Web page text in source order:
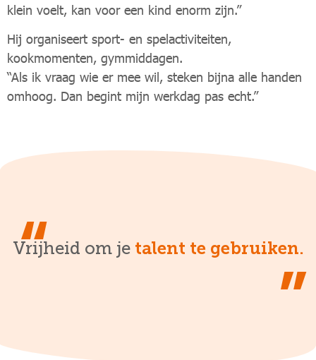
klein voelt, kan voor een kind enorm zijn.”
Hij organiseert sport- en spelactiviteiten,
kookmomenten, gymmiddagen.
“Als ik vraag wie er mee wil, steken bijna alle handen
omhoog. Dan begint mijn werkdag pas echt.”
Vrijheid om je talent te gebruiken.